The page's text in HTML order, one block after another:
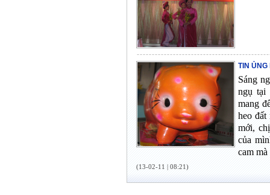
TIN
Sáng
ngụ tại
mang
heo đất
mới,
của
cam
(13-02-11 | 08:21)